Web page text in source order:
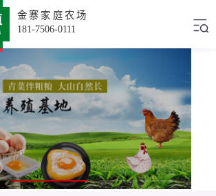
金寨家庭农场
181-7506-0111